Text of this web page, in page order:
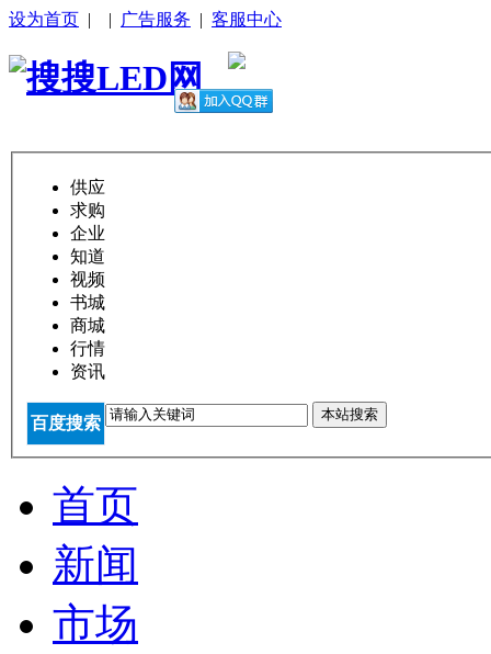
设为首页 | | 广告服务 | 客服中心
供应
求购
企业
知道
视频
书城
商城
行情
资讯
百度搜索 本站搜索
首页
新闻
市场